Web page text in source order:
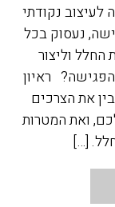
לעיצוב נקודתי
נעסוק בכל
וליצור
ראיון
את הצרכים
ואת המטרות
[…]